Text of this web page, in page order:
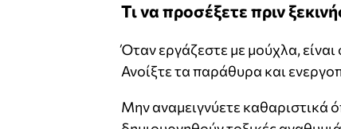
Τι να προσέξετε πριν
Όταν εργάζεστε με μούχλα,
Ανοίξτε τα παράθυρα και
Μην αναμειγνύετε καθαριστικά